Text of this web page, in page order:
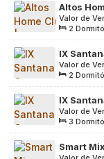
Altos
02
Valor de
Norte,
2
Sala(s) , 1
IX
metros |
01 vaga
Valor de
Zona
Brasil
2
Sala(s) , 1
4719.00m²
IX
metros |
01 vaga
Valor de
Zona
Brasil
3
Sala(s) , 1
4719.00m²
Smart